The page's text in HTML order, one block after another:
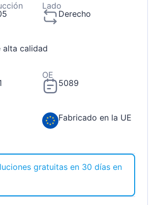
Lado
Derecho
alta calidad
OE
5089
Fabricado en la UE
gratuitas en 30 días en